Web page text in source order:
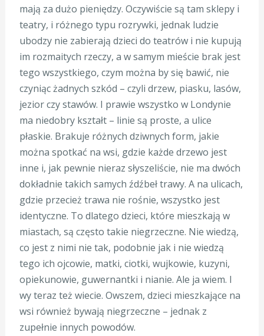
mają za dużo pieniędzy. Oczywiście są tam sklepy i
teatry, i różnego typu rozrywki, jednak ludzie
ubodzy nie zabierają dzieci do teatrów i nie kupują
im rozmaitych rzeczy, a w samym mieście brak jest
tego wszystkiego, czym można by się bawić, nie
czyniąc żadnych szkód – czyli drzew, piasku, lasów,
jezior czy stawów. I prawie wszystko w Londynie
ma niedobry kształt – linie są proste, a ulice
płaskie. Brakuje różnych dziwnych form, jakie
można spotkać na wsi, gdzie każde drzewo jest
inne i, jak pewnie nieraz słyszeliście, nie ma dwóch
dokładnie takich samych źdźbeł trawy. A na ulicach,
gdzie przecież trawa nie rośnie, wszystko jest
identyczne. To dlatego dzieci, które mieszkają w
miastach, są często takie niegrzeczne. Nie wiedzą,
co jest z nimi nie tak, podobnie jak i nie wiedzą
tego ich ojcowie, matki, ciotki, wujkowie, kuzyni,
opiekunowie, guwernantki i nianie. Ale ja wiem. I
wy teraz też wiecie. Owszem, dzieci mieszkające na
wsi również bywają niegrzeczne – jednak z
zupełnie innych powodów.